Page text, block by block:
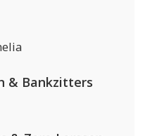
& Bankzitters